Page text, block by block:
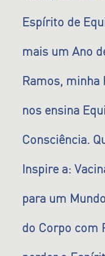
Espírito de
mais um Ano
Ramos, minha
nos ensina
Consciência.
Inspire a:
para um
do Corpo com